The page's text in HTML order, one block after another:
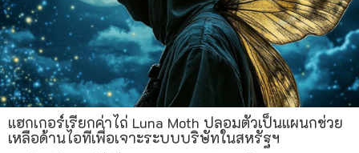
แฮกเกอร์เรียกค่าไถ่ Luna Moth ปลอมตัวเป็นแผนกช่วย
เหลือด้านไอทีเพื่อเจาะระบบบริษัทในสหรัฐฯ